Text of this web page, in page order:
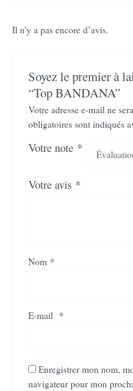
Il n’y a pas encore d’avis.
Soyez le premier à
“Top BANDANA”
Votre adresse e-mail ne
obligatoires sont indiqués
Votre note *
Votre avis *
Nom *
E-mail *
Enregistrer mon nom,
navigateur pour mon